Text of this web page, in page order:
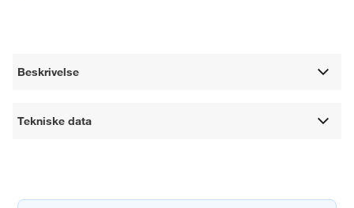
Beskrivelse
Tekniske data